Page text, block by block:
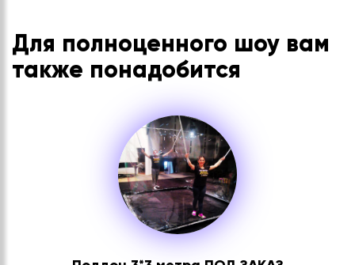
Для полноценного шоу вам
также понадобится